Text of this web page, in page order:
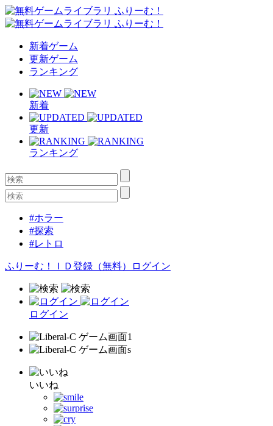
新着ゲーム
更新ゲーム
ランキング
新着
更新
ランキング
#ホラー
#探索
#レトロ
ふりーむ！ＩＤ登録（無料） ログイン
ログイン
いいね